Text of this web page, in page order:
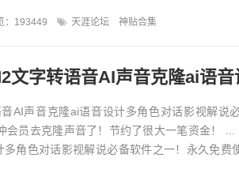
：193449 天涯论坛 神贴合集
字转语音AI声音克隆ai语音设计多
AI声音克隆ai语音设计多角色对话影视解说
会员去克隆声音了！节约了很大一笔资金！
角色对话影视解说必备软件之一！永久免费